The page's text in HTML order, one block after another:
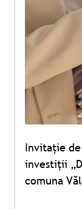
Invitație
investiții
comuna